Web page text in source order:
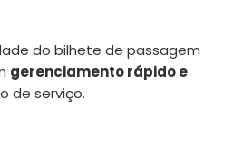
do bilhete de passagem
gerenciamento rápido e
de serviço.